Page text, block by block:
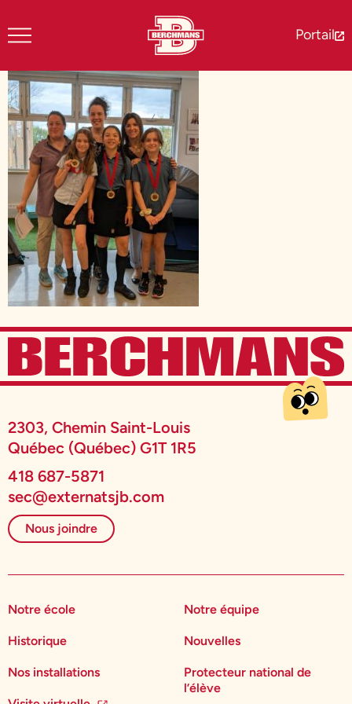
Portail
2303, Chemin Saint-Louis
Québec (Québec) G1T 1R5
418 687-5871
sec@externatsjb.com
Nous joindre
Notre école
Historique
Nos installations
Notre équipe
Nouvelles
Protecteur national de
l’élève